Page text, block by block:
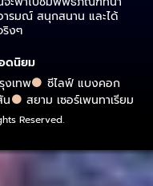
ารมณ์ สนุกสนาน และได้
งๆ
ดนิยม
งเทพ
ซีไลฟ์ แบงคอก
สยาม เซอร์เพนทาเรียม
Reserved.